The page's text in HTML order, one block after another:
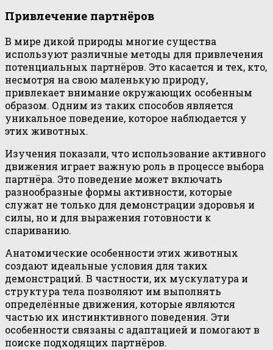
Привлечение партнёров
В мире дикой природы многие существа
используют различные методы для привлечения
потенциальных партнёров. Это касается и тех, кто,
несмотря на свою маленькую природу,
привлекает внимание окружающих особенным
образом. Одним из таких способов является
уникальное поведение, которое наблюдается у
этих животных.
Изучения показали, что использование активного
движения играет важную роль в процессе выбора
партнёра. Это поведение может включать
разнообразные формы активности, которые
служат не только для демонстрации здоровья и
силы, но и для выражения готовности к
спариванию.
Анатомические особенности этих животных
создают идеальные условия для таких
демонстраций. В частности, их мускулатура и
структура тела позволяют им выполнять
определённые движения, которые являются
частью их инстинктивного поведения. Эти
особенности связаны с адаптацией и помогают в
поиске подходящих партнёров.